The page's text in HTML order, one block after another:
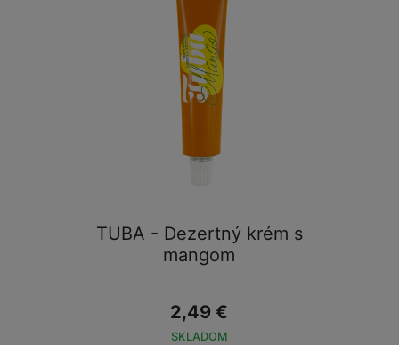
TUBA - Dezertný krém s
mangom
2,49 €
SKLADOM